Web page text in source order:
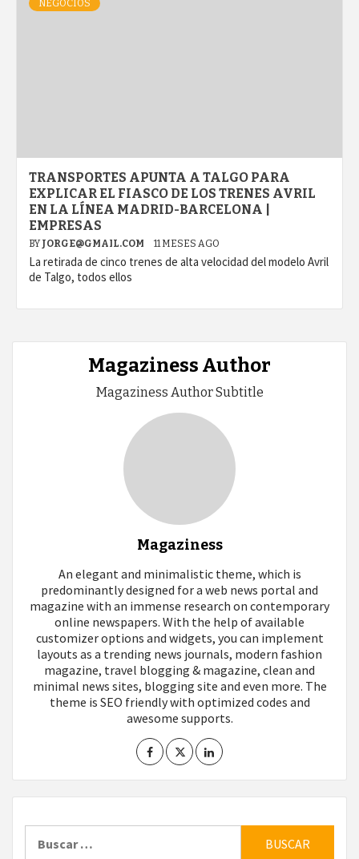
NEGOCIOS
TRANSPORTES APUNTA A TALGO PARA
EXPLICAR EL FIASCO DE LOS TRENES AVRIL
EN LA LÍNEA MADRID-BARCELONA |
EMPRESAS
BY JORGE@GMAIL.COM 11 MESES AGO
La retirada de cinco trenes de alta velocidad del modelo Avril
de Talgo, todos ellos
Magaziness Author
Magaziness Author Subtitle
Magaziness
An elegant and minimalistic theme, which is
predominantly designed for a web news portal and
magazine with an immense research on contemporary
online newspapers. With the help of available
customizer options and widgets, you can implement
layouts as a trending news journals, modern fashion
magazine, travel blogging & magazine, clean and
minimal news sites, blogging site and even more. The
theme is SEO friendly with optimized codes and
awesome supports.